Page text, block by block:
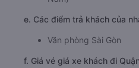
e. Các điểm trả khách của
Văn phòng Sài Gòn
f. Giá vé giá xe khách đi